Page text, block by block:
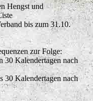
Hengst und
bis zum 31.10.
zur Folge:
30 Kalendertagen nach
30 Kalendertagen nach